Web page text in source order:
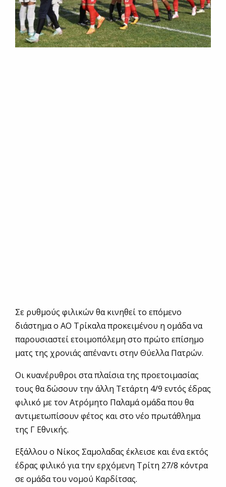
Σε ρυθμούς φιλικών θα κινηθεί το επόμενο
διάστημα ο ΑΟ Τρίκαλα προκειμένου η ομάδα να
παρουσιαστεί ετοιμοπόλεμη στο πρώτο επίσημο
ματς της χρονιάς απέναντι στην Θύελλα Πατρών.
Οι κυανέρυθροι στα πλαίσια της προετοιμασίας
τους θα δώσουν την άλλη Τετάρτη 4/9 εντός έδρας
φιλικό με τον Ατρόμητο Παλαμά ομάδα που θα
αντιμετωπίσουν φέτος και στο νέο πρωτάθλημα
της Γ Εθνικής.
Εξάλλου ο Νίκος Σαμολαδας έκλεισε και ένα εκτός
έδρας φιλικό για την ερχόμενη Τρίτη 27/8 κόντρα
σε ομάδα του νομού Καρδίτσας.